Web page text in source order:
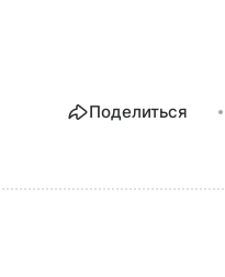
Поделиться